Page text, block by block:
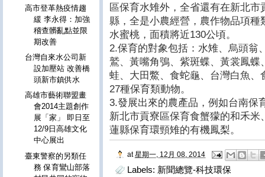
區保育水雉外，全省還有在新北
縣，全是小農經營，農作物品項
水蜜桃，面積將近130公頃。
2.保育的對象包括：水雉、烏頭翁
鷲、黃嘴角鴞、紫斑蝶、黃裳鳳
蛙、大田鱉、食蛇龜、台灣白魚
27種保育類動物。
3.發展出來的農產品，例如台南保
新北市貢寮區保育食蟹獴的和禾
蓮縣保育環頸雉的有機鳳梨。
at 星期一, 12月 08, 2014
Labels: 新聞總覽-科技環保
高市登革熱疫情趨
緩 李永得：加強
稽查髒亂點並限
期改善
台灣自來水公司新
設加壓站 改善橋
頭新市鎮供水
高雄市藝術聯盟畫
會2014主題創作
展「家」 即日至
12/9日高雄文化
中心展出
臺東警察的另類任
務 保育鸞山部落